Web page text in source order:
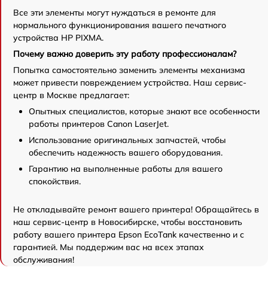
Все эти элементы могут нуждаться в ремонте для
нормального функционирования вашего печатного
устройства HP PIXMA.
Почему важно доверить эту работу профессионалам?
Попытка самостоятельно заменить элементы механизма
может привести повреждением устройства. Наш сервис-
центр в Москве предлагает:
Опытных специалистов, которые знают все особенности
работы принтеров Canon LaserJet.
Использование оригинальных запчастей, чтобы
обеспечить надежность вашего оборудования.
Гарантию на выполненные работы для вашего
спокойствия.
Не откладывайте ремонт вашего принтера! Обращайтесь в
наш сервис-центр в Новосибирске, чтобы восстановить
работу вашего принтера Epson EcoTank качественно и с
гарантией. Мы поддержим вас на всех этапах
обслуживания!